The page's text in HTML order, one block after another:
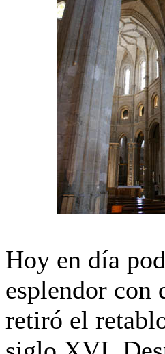
Hoy en día
esplendor con
retiró el